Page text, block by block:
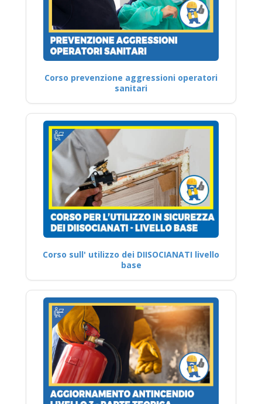
Corso prevenzione aggressioni operatori
sanitari
Corso sull' utilizzo dei DIISOCIANATI livello
base